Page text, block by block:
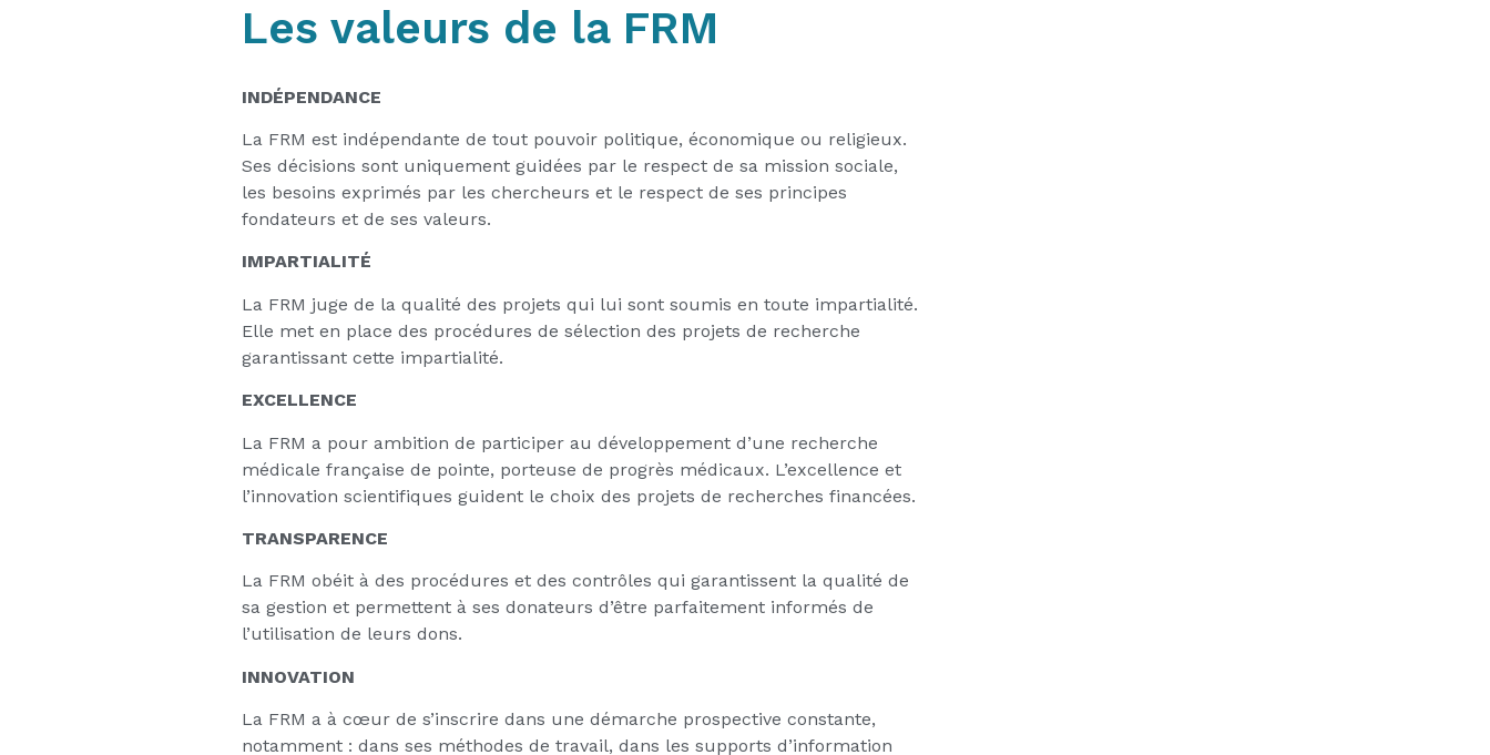
Les valeurs de la FRM
INDÉPENDANCE
La FRM est indépendante de tout pouvoir politique, économique ou religieux.
Ses décisions sont uniquement guidées par le respect de sa mission sociale,
les besoins exprimés par les chercheurs et le respect de ses principes
fondateurs et de ses valeurs.
IMPARTIALITÉ
La FRM juge de la qualité des projets qui lui sont soumis en toute impartialité.
Elle met en place des procédures de sélection des projets de recherche
garantissant cette impartialité.
EXCELLENCE
La FRM a pour ambition de participer au développement d’une recherche
médicale française de pointe, porteuse de progrès médicaux. L’excellence et
l’innovation scientifiques guident le choix des projets de recherches financées.
TRANSPARENCE
La FRM obéit à des procédures et des contrôles qui garantissent la qualité de
sa gestion et permettent à ses donateurs d’être parfaitement informés de
l’utilisation de leurs dons.
INNOVATION
La FRM a à cœur de s’inscrire dans une démarche prospective constante,
notamment : dans ses méthodes de travail, dans les supports d’information